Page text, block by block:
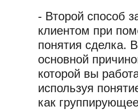
- Второй способ
клиентом при
понятия сделка.
основной
которой вы
используя
как